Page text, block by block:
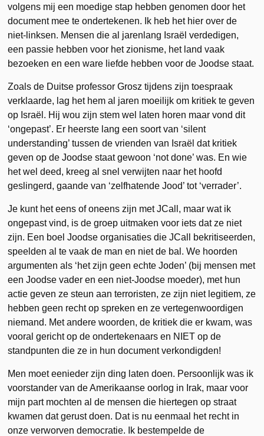
volgens mij een moedige stap hebben genomen door het
document mee te ondertekenen. Ik heb het hier over de
niet-linksen. Mensen die al jarenlang Israël verdedigen,
een passie hebben voor het zionisme, het land vaak
bezoeken en een ware liefde hebben voor de Joodse staat.
Zoals de Duitse professor Grosz tijdens zijn toespraak
verklaarde, lag het hem al jaren moeilijk om kritiek te geven
op Israël. Hij wou zijn stem wel laten horen maar vond dit
‘ongepast’. Er heerste lang een soort van ‘silent
understanding’ tussen de vrienden van Israël dat kritiek
geven op de Joodse staat gewoon ‘not done’ was. En wie
het wel deed, kreeg al snel verwijten naar het hoofd
geslingerd, gaande van ‘zelfhatende Jood’ tot ‘verrader’.
Je kunt het eens of oneens zijn met JCall, maar wat ik
ongepast vind, is de groep uitmaken voor iets dat ze niet
zijn. Een boel Joodse organisaties die JCall bekritiseerden,
speelden al te vaak de man en niet de bal. We hoorden
argumenten als ‘het zijn geen echte Joden’ (bij mensen met
een Joodse vader en een niet-Joodse moeder), met hun
actie geven ze steun aan terroristen, ze zijn niet legitiem, ze
hebben geen recht op spreken en ze vertegenwoordigen
niemand. Met andere woorden, de kritiek die er kwam, was
vooral gericht op de ondertekenaars en NIET op de
standpunten die ze in hun document verkondigden!
Men moet eenieder zijn ding laten doen. Persoonlijk was ik
voorstander van de Amerikaanse oorlog in Irak, maar voor
mijn part mochten al de mensen die hiertegen op straat
kwamen dat gerust doen. Dat is nu eenmaal het recht in
onze verworven democratie. Ik bestempelde de